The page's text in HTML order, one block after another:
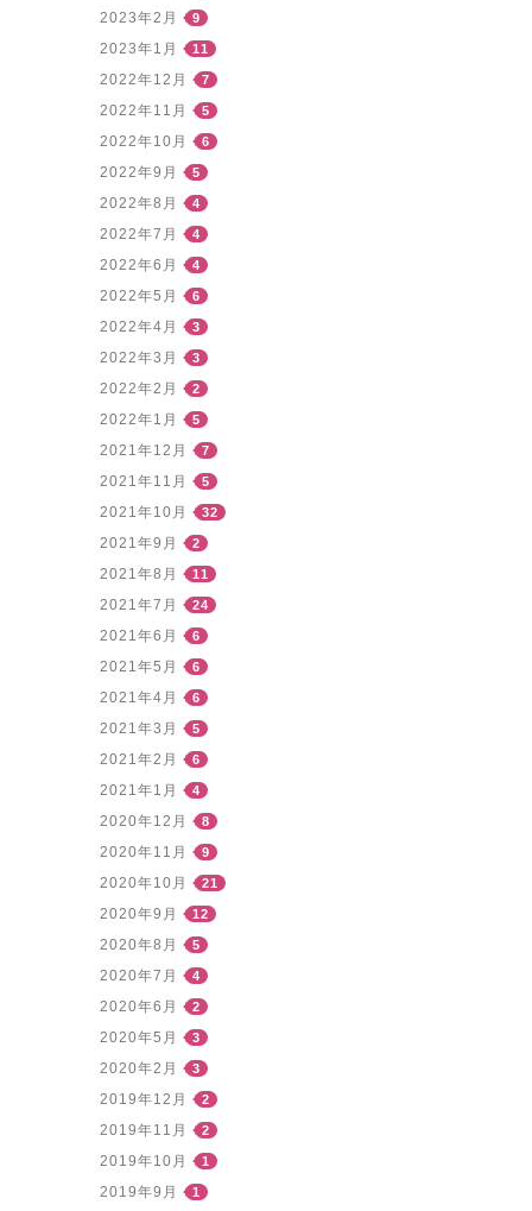
2023年2月 9
2023年1月 11
2022年12月 7
2022年11月 5
2022年10月 6
2022年9月 5
2022年8月 4
2022年7月 4
2022年6月 4
2022年5月 6
2022年4月 3
2022年3月 3
2022年2月 2
2022年1月 5
2021年12月 7
2021年11月 5
2021年10月 32
2021年9月 2
2021年8月 11
2021年7月 24
2021年6月 6
2021年5月 6
2021年4月 6
2021年3月 5
2021年2月 6
2021年1月 4
2020年12月 8
2020年11月 9
2020年10月 21
2020年9月 12
2020年8月 5
2020年7月 4
2020年6月 2
2020年5月 3
2020年2月 3
2019年12月 2
2019年11月 2
2019年10月 1
2019年9月 1